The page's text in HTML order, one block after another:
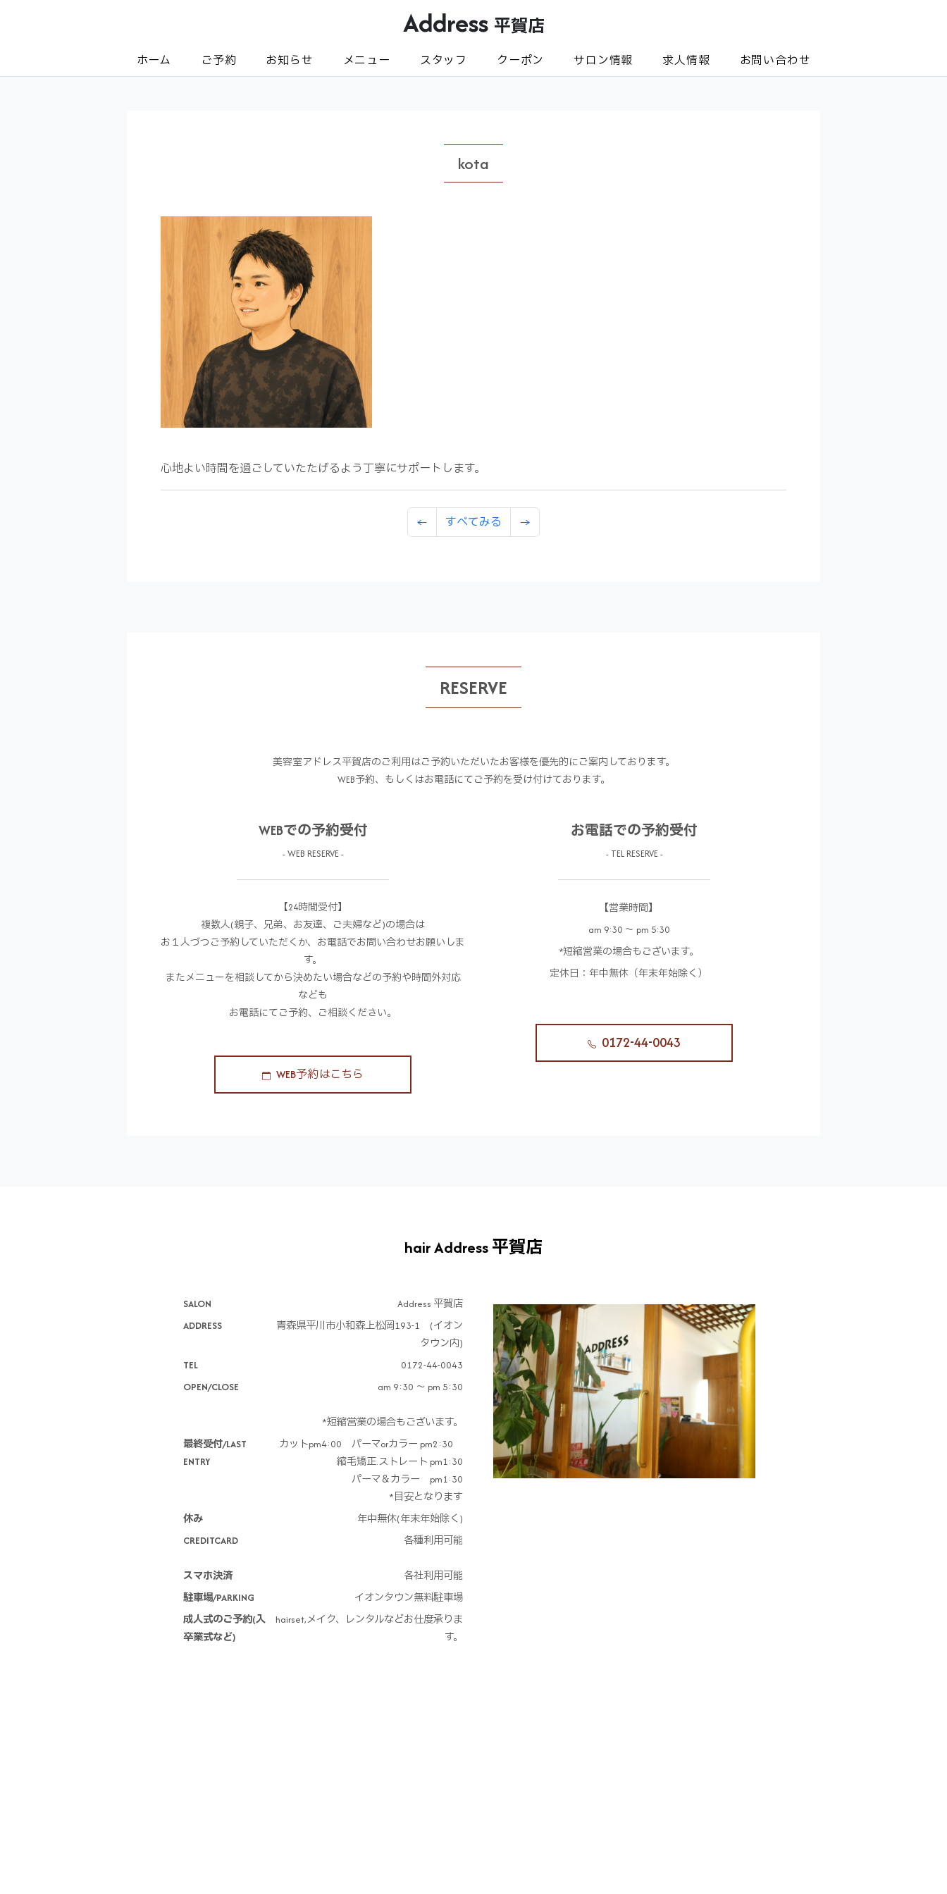
Address 平賀店
ホーム ご予約 お知らせ メニュー スタッフ クーポン サロン情報 求人情報 お問い合わせ
kota
心地よい時間を過ごしていたたげるよう丁寧にサポートします。
← すべてみる →
RESERVE
美容室アドレス平賀店のご利用はご予約いただいたお客様を優先的にご案内しております。
WEB予約、もしくはお電話にてご予約を受け付けております。
WEBでの予約受付
- WEB RESERVE -
【24時間受付】
複数人(親子、兄弟、お友達、ご夫婦など)の場合は
お１人づつご予約していただくか、お電話でお問い合わせお願いしま
す。
またメニューを相談してから決めたい場合などの予約や時間外対応
なども
お電話にてご予約、ご相談ください。
WEB予約はこちら
お電話での予約受付
- TEL RESERVE -
【営業時間】
am 9:30 〜 pm 5:30
*短縮営業の場合もございます。
定休日：年中無休（年末年始除く）
0172-44-0043
hair Address 平賀店
SALON
Address 平賀店
ADDRESS
青森県平川市小和森上松岡193-1 (イオン
タウン内)
TEL
0172-44-0043
OPEN/CLOSE
am 9:30 ～ pm 5:30
*短縮営業の場合もございます。
最終受付/LAST
ENTRY
カットpm4:00 パーマorカラー pm2:30
縮毛矯正.ストレート pm1:30
パーマ＆カラー pm1:30
*目安となります
休み
年中無休(年末年始除く)
CREDITCARD
スマホ決済
各種利用可能
各社利用可能
駐車場/PARKING
イオンタウン無料駐車場
成人式のご予約(入
卒業式など)
hairset,メイク、レンタルなどお仕度承りま
す。